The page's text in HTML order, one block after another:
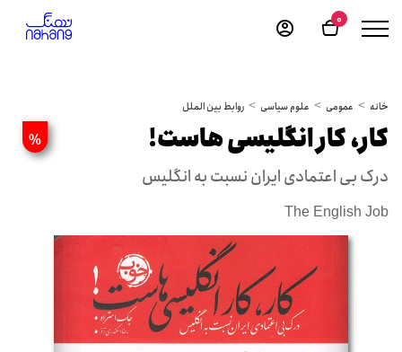
0
خانه عمومی علوم سیاسی روابط بین الملل
% کار، کار انگلیسی هاست!
درک بی اعتمادی ایران نسبت به انگلیس
The English Job